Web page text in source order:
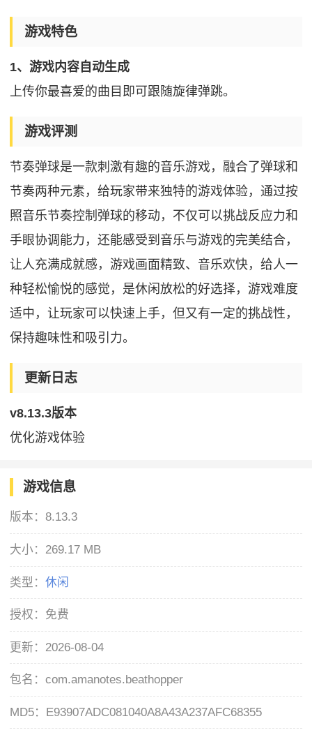
游戏特色
1、游戏内容自动生成
上传你最喜爱的曲目即可跟随旋律弹跳。
游戏评测
节奏弹球是一款刺激有趣的音乐游戏，融合了弹球和
节奏两种元素，给玩家带来独特的游戏体验，通过按
照音乐节奏控制弹球的移动，不仅可以挑战反应力和
手眼协调能力，还能感受到音乐与游戏的完美结合，
让人充满成就感，游戏画面精致、音乐欢快，给人一
种轻松愉悦的感觉，是休闲放松的好选择，游戏难度
适中，让玩家可以快速上手，但又有一定的挑战性，
保持趣味性和吸引力。
更新日志
v8.13.3版本
优化游戏体验
游戏信息
版本：8.13.3
大小： 269.17 MB
类型：休闲
授权： 免费
更新： 2026-08-04
包名：com.amanotes.beathopper
MD5： E93907ADC081040A8A43A237AFC68355